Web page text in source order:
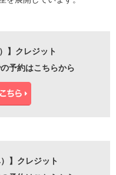
】クレジット
予約はこちらから
】クレジット